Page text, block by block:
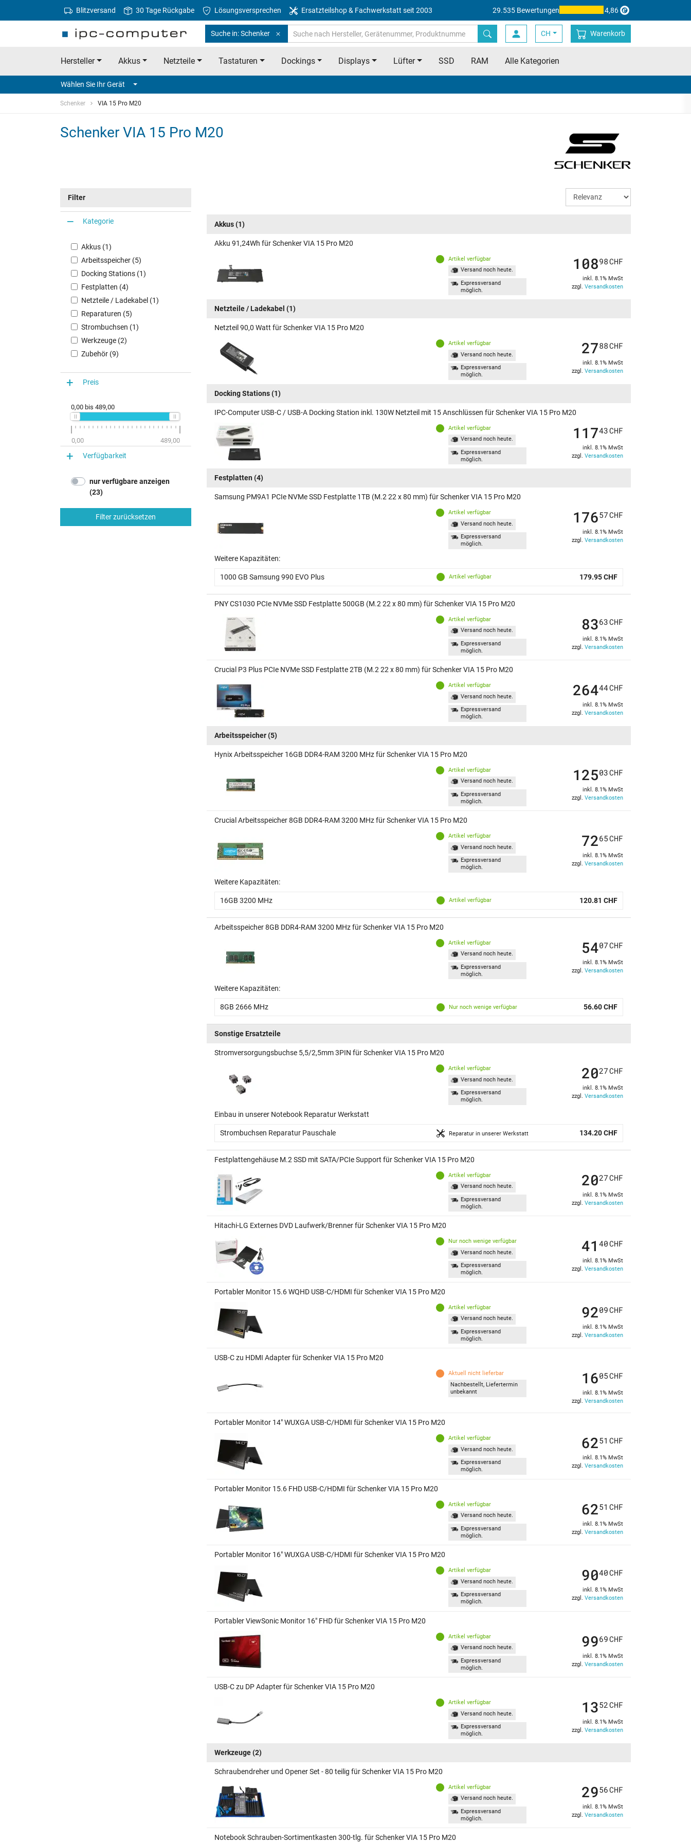
Blitzversand 30 Tage Rückgabe Lösungsversprechen Ersatzteilshop & Fachwerkstatt seit 2003 29.535 Bewertungen 4,86
Suche in: Schenker CH Warenkorb
Hersteller Akkus Netzteile Tastaturen Dockings Displays Lüfter SSD RAM Alle Kategorien
Wählen Sie Ihr Gerät
Schenker VIA 15 Pro M20
Schenker VIA 15 Pro M20
Filter
Kategorie
Akkus (1)
Arbeitsspeicher (5)
Docking Stations (1)
Festplatten (4)
Netzteile / Ladekabel (1)
Reparaturen (5)
Strombuchsen (1)
Werkzeuge (2)
Zubehör (9)
Preis
0,00 bis 489,00
0,00 489,00
Verfügbarkeit
nur verfügbare anzeigen
(23)
Filter zurücksetzen
Akkus(1)
Akku 91,24Wh für Schenker VIA 15 Pro M20
Artikel verfügbar
Versand noch heute.
Expressversand
möglich.
10898CHF
inkl. 8.1% MwSt
zzgl. Versandkosten
Netzteile / Ladekabel (1)
Netzteil 90,0 Watt für Schenker VIA 15 Pro M20
Artikel verfügbar
Versand noch heute.
Expressversand
möglich.
2788CHF
inkl. 8.1% MwSt
zzgl. Versandkosten
Docking Stations(1)
IPC-Computer USB-C / USB-A Docking Station inkl. 130W Netzteil mit 15 Anschlüssen für Schenker VIA 15 Pro M20
Artikel verfügbar
Versand noch heute.
Expressversand
möglich.
11743CHF
inkl. 8.1% MwSt
zzgl. Versandkosten
Festplatten (4)
Samsung PM9A1 PCIe NVMe SSD Festplatte 1TB (M.2 22 x 80 mm) für Schenker VIA 15 Pro M20
Artikel verfügbar
Versand noch heute.
Expressversand
möglich.
17657CHF
inkl. 8.1% MwSt
zzgl. Versandkosten
Weitere Kapazitäten:
1000 GB Samsung 990 EVO Plus Artikel verfügbar 179.95 CHF
PNY CS1030 PCIe NVMe SSD Festplatte 500GB (M.2 22 x 80 mm) für Schenker VIA 15 Pro M20
Artikel verfügbar
Versand noch heute.
Expressversand
möglich.
8363CHF
inkl. 8.1% MwSt
zzgl. Versandkosten
Crucial P3 Plus PCIe NVMe SSD Festplatte 2TB (M.2 22 x 80 mm) für Schenker VIA 15 Pro M20
Artikel verfügbar
Versand noch heute.
Expressversand
möglich.
26444CHF
inkl. 8.1% MwSt
zzgl. Versandkosten
Arbeitsspeicher(5)
Hynix Arbeitsspeicher 16GB DDR4-RAM 3200 MHz für Schenker VIA 15 Pro M20
Artikel verfügbar
Versand noch heute.
Expressversand
möglich.
12503CHF
inkl. 8.1% MwSt
zzgl. Versandkosten
Crucial Arbeitsspeicher 8GB DDR4-RAM 3200 MHz für Schenker VIA 15 Pro M20
Artikel verfügbar
Versand noch heute.
Expressversand
möglich.
7265CHF
inkl. 8.1% MwSt
zzgl. Versandkosten
Weitere Kapazitäten:
16GB 3200 MHz Artikel verfügbar 120.81 CHF
Arbeitsspeicher 8GB DDR4-RAM 3200 MHz für Schenker VIA 15 Pro M20
Artikel verfügbar
Versand noch heute.
Expressversand
möglich.
5407CHF
inkl. 8.1% MwSt
zzgl. Versandkosten
Weitere Kapazitäten:
8GB 2666 MHz Nur noch wenige verfügbar 56.60 CHF
Sonstige Ersatzteile
Stromversorgungsbuchse 5,5/2,5mm 3PIN für Schenker VIA 15 Pro M20
Artikel verfügbar
Versand noch heute.
Expressversand
möglich.
2027CHF
inkl. 8.1% MwSt
zzgl. Versandkosten
Einbau in unserer Notebook Reparatur Werkstatt
Strombuchsen Reparatur Pauschale Reparatur in unserer Werkstatt 134.20 CHF
Festplattengehäuse M.2 SSD mit SATA/PCIe Support für Schenker VIA 15 Pro M20
Artikel verfügbar
Versand noch heute.
Expressversand
möglich.
2027CHF
inkl. 8.1% MwSt
zzgl. Versandkosten
Hitachi-LG Externes DVD Laufwerk/Brenner für Schenker VIA 15 Pro M20
Nur noch wenige verfügbar
Versand noch heute.
Expressversand
möglich.
4140CHF
inkl. 8.1% MwSt
zzgl. Versandkosten
Portabler Monitor 15.6 WQHD USB-C/HDMI für Schenker VIA 15 Pro M20
Artikel verfügbar
Versand noch heute.
Expressversand
möglich.
9209CHF
inkl. 8.1% MwSt
zzgl. Versandkosten
USB-C zu HDMI Adapter für Schenker VIA 15 Pro M20
Aktuell nicht lieferbar
Nachbestellt, Liefertermin
unbekannt
1605CHF
inkl. 8.1% MwSt
zzgl. Versandkosten
Portabler Monitor 14" WUXGA USB-C/HDMI für Schenker VIA 15 Pro M20
Artikel verfügbar
Versand noch heute.
Expressversand
möglich.
6251 CHF
inkl. 8.1% MwSt
zzgl. Versandkosten
Portabler Monitor 15.6 FHD USB-C/HDMI für Schenker VIA 15 Pro M20
Artikel verfügbar
Versand noch heute.
Expressversand
möglich.
6251 CHF
inkl. 8.1% MwSt
zzgl. Versandkosten
Portabler Monitor 16" WUXGA USB-C/HDMI für Schenker VIA 15 Pro M20
Artikel verfügbar
Versand noch heute.
Expressversand
möglich.
9040CHF
inkl. 8.1% MwSt
zzgl. Versandkosten
Portabler ViewSonic Monitor 16" FHD für Schenker VIA 15 Pro M20
Artikel verfügbar
Versand noch heute.
Expressversand
möglich.
9969CHF
inkl. 8.1% MwSt
zzgl. Versandkosten
USB-C zu DP Adapter für Schenker VIA 15 Pro M20
Artikel verfügbar
Versand noch heute.
Expressversand
möglich.
1352CHF
inkl. 8.1% MwSt
zzgl. Versandkosten
Werkzeuge(2)
Schraubendreher und Opener Set - 80 teilig für Schenker VIA 15 Pro M20
Artikel verfügbar
Versand noch heute.
Expressversand
möglich.
2956CHF
inkl. 8.1% MwSt
zzgl. Versandkosten
Notebook Schrauben-Sortimentkasten 300-tlg. für Schenker VIA 15 Pro M20